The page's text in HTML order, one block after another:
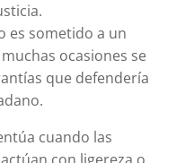
es sometido a un
ocasiones se
que defendería
cuando las